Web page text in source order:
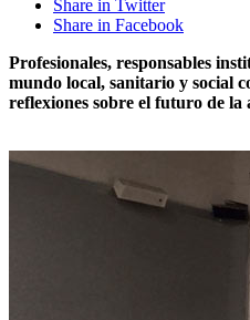
Share in Twitter
Share in Facebook
Profesionales, responsables
mundo local, sanitario y social
reflexiones sobre el futuro de la